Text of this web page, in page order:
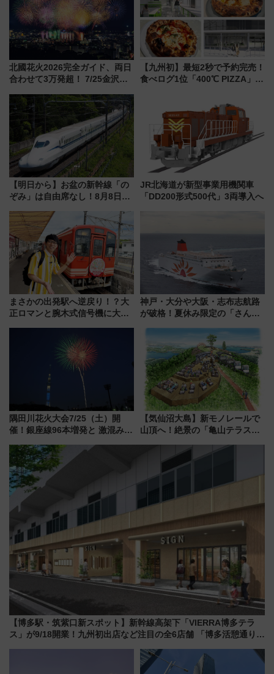
北國花火2026完全ガイド、両日
合わせて3万発超！ 7/25金沢大
会の日程・アクセス・観覧席ま
とめ（石川県）
【九州初】最短2秒で予約完売！
食べログ1位「400℃ PIZZA」が
プン。もつ鍋風など限定メニュ
【明日から】お盆の新幹線「の
ぞみ」は自由席なし！8月8日午
せば空きが見つかることも 混
雑避ける「空席」探しのコツ
JR北海道が新型事業用機関車
「DD200形式500代」3両導入へ
まさかの出発駅へ逆戻り！？大
正ロマンと腕木式信号機に大興
目の舞台は岐阜県の「明知鉄
神戸・大分や大阪・志布志航路
が破格！夏休み限定の「さんふ
ート 夕朝食ビュッフェ付きで
快適な船旅はいかが？
隅田川花火大会7/25（土）開
催！銀座線96本増発と 激混みの
アクセス攻略法、2万発の花火が
都心の夜に！
【気仙沼大島】新モノレールで
山頂へ！絶景の「亀山テラス
暇村のお得な日帰りプランも登
【博多駅・筑紫口新スポット】新幹線高架下「VIERRA博多テラ
ス」が9/18開業！九州初出店など注目の全6店舗 「博多活憩通り」